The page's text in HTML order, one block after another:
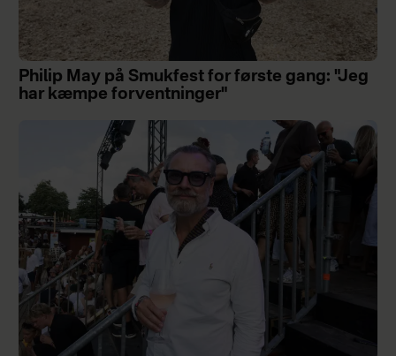
Philip May på Smukfest for første gang: "Jeg
har kæmpe forventninger"